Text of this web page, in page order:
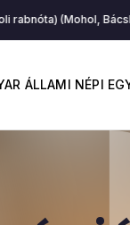
MEGNYITÁSA
ÁLLAMI NÉPI
(Mohol,